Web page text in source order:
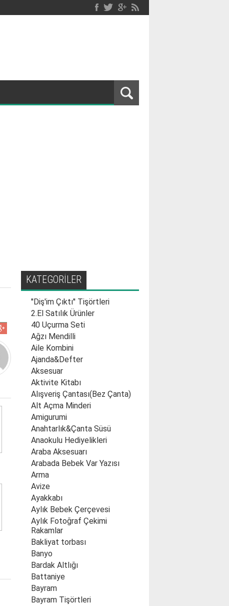
KATEGORİLER
''Diş'im Çıktı'' Tişörtleri
2.El Satılık Ürünler
40 Uçurma Seti
Ağzı Mendilli
Aile Kombini
Ajanda&Defter
Aksesuar
Aktivite Kitabı
Alışveriş Çantası(Bez Çanta)
Alt Açma Minderi
Amigurumi
Anahtarlık&Çanta Süsü
Anaokulu Hediyelikleri
Araba Aksesuarı
Arabada Bebek Var Yazısı
Arma
Avize
Ayakkabı
Aylık Bebek Çerçevesi
Aylık Fotoğraf Çekimi
Rakamlar
Bakliyat torbası
Banyo
Bardak Altlığı
Battaniye
Bayram
Bayram Tişörtleri